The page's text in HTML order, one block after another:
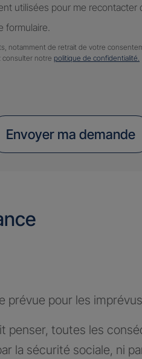
utilisées pour me recontacter
formulaire.
notamment de retrait de votre
consulter notre politique de confidentialité.
Envoyer ma demande
prévue pour les
penser, toutes les
la sécurité sociale, ni